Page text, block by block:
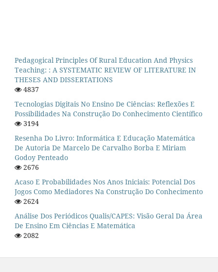
Pedagogical Principles Of Rural Education And Physics
Teaching: : A SYSTEMATIC REVIEW OF LITERATURE IN
THESES AND DISSERTATIONS
4837
Tecnologias Digitais No Ensino De Ciências: Reflexões E
Possibilidades Na Construção Do Conhecimento Científico
3194
Resenha Do Livro: Informática E Educação Matemática
De Autoria De Marcelo De Carvalho Borba E Miriam
Godoy Penteado
2676
Acaso E Probabilidades Nos Anos Iniciais: Potencial Dos
Jogos Como Mediadores Na Construção Do Conhecimento
2624
Análise Dos Periódicos Qualis/CAPES: Visão Geral Da Área
De Ensino Em Ciências E Matemática
2082